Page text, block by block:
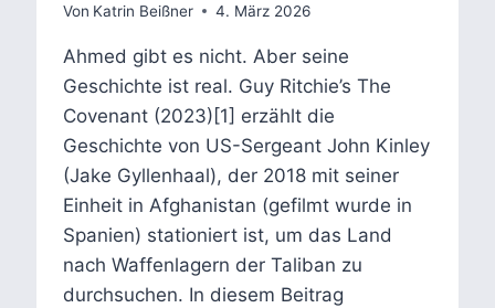
Von Katrin Beißner 4. März 2026
Ahmed gibt es nicht. Aber seine
Geschichte ist real. Guy Ritchie’s The
Covenant (2023)[1] erzählt die
Geschichte von US-Sergeant John Kinley
(Jake Gyllenhaal), der 2018 mit seiner
Einheit in Afghanistan (gefilmt wurde in
Spanien) stationiert ist, um das Land
nach Waffenlagern der Taliban zu
durchsuchen. In diesem Beitrag